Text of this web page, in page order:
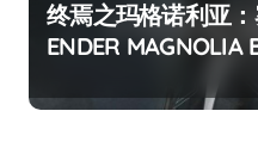
终焉之玛格诺利亚
ENDER